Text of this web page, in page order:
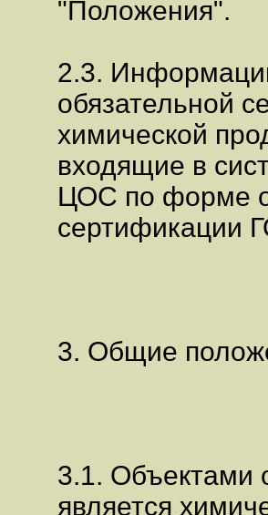
"Положения".
2.3.
обязательной
химической
входящие в
ЦОС по форме
сертификации
3. Общие
3.1. Объектами
является